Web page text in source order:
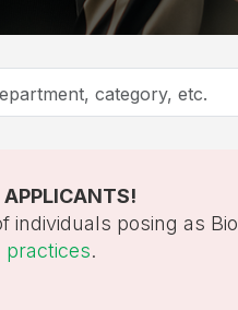
individuals posing as
practices.